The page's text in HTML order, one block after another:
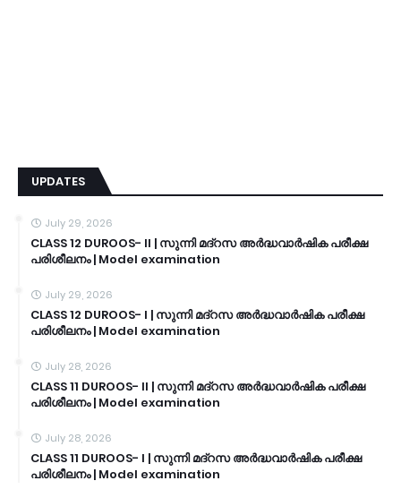
UPDATES
July 29, 2026
CLASS 12 DUROOS- II | സുന്നി മദ്റസ അർദ്ധവാർഷിക പരീക്ഷ
പരിശീലനം | Model examination
July 29, 2026
CLASS 12 DUROOS- I | സുന്നി മദ്റസ അർദ്ധവാർഷിക പരീക്ഷ
പരിശീലനം | Model examination
July 28, 2026
CLASS 11 DUROOS- II | സുന്നി മദ്റസ അർദ്ധവാർഷിക പരീക്ഷ
പരിശീലനം | Model examination
July 28, 2026
CLASS 11 DUROOS- I | സുന്നി മദ്റസ അർദ്ധവാർഷിക പരീക്ഷ
പരിശീലനം | Model examination